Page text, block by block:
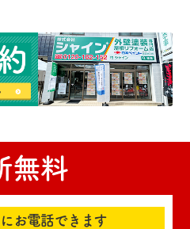
無料
お電話できます